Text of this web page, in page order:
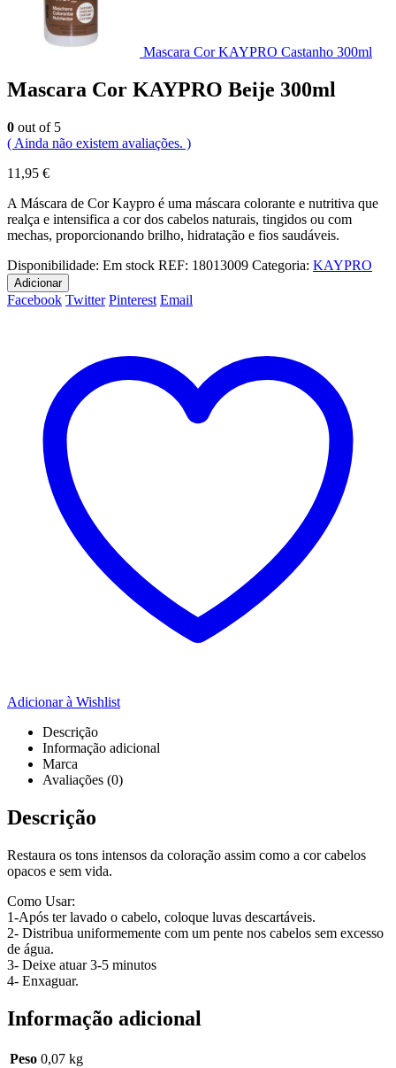
Mascara Cor KAYPRO Castanho 300ml
Mascara Cor KAYPRO Beije 300ml
0 out of 5
( Ainda não existem avaliações. )
11,95 €
A Máscara de Cor Kaypro é uma máscara colorante e nutritiva que
realça e intensifica a cor dos cabelos naturais, tingidos ou com
mechas, proporcionando brilho, hidratação e fios saudáveis.
Disponibilidade: Em stock REF: 18013009 Categoria: KAYPRO
Adicionar
Facebook Twitter Pinterest Email
Adicionar à Wishlist
Descrição
Informação adicional
Marca
Avaliações (0)
Descrição
Restaura os tons intensos da coloração assim como a cor cabelos
opacos e sem vida.
Como Usar:
1-Após ter lavado o cabelo, coloque luvas descartáveis.
2- Distribua uniformemente com um pente nos cabelos sem excesso
de água.
3- Deixe atuar 3-5 minutos
4- Enxaguar.
Informação adicional
Peso 0,07 kg